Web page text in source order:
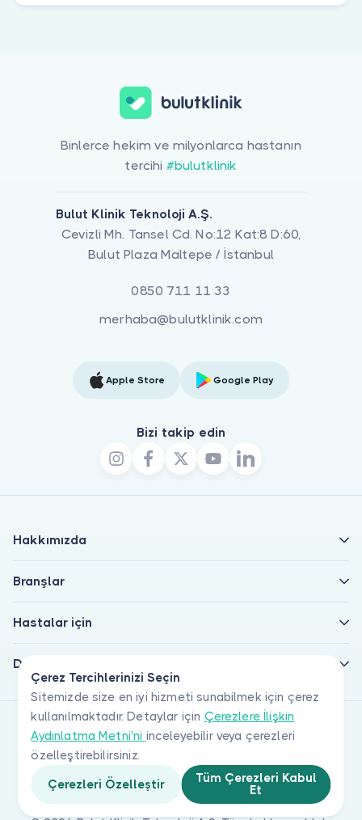
Çerez Tercihlerinizi Seçin
Sitemizde size en iyi hizmeti sunabilmek için çerez
kullanılmaktadır. Detaylar için Çerezlere İlişkin
Aydınlatma Metni'ni inceleyebilir veya çerezleri
özelleştirebilirsiniz.
Çerezleri Özelleştir
Tüm Çerezleri Kabul
Et
Binlerce hekim ve milyonlarca hastanın
tercihi #bulutklinik
Bulut Klinik Teknoloji A.Ş.
Cevizli Mh. Tansel Cd. No:12 Kat:8 D:60,
Bulut Plaza Maltepe / İstanbul
0850 711 11 33
merhaba@bulutklinik.com
Apple Store Google Play
Bizi takip edin
Hakkımızda
Branşlar
Hastalar için
Doktorlar için